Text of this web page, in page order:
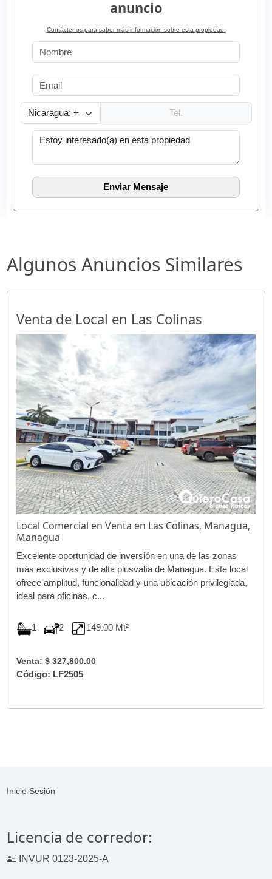
anuncio
Contáctenos para saber más información sobre esta propiedad.
Algunos Anuncios Similares
Venta de Local en Las Colinas
Local Comercial en Venta en Las Colinas, Managua,
Managua
Excelente oportunidad de inversión en una de las zonas
más exclusivas y de alta plusvalía de Managua. Este local
ofrece amplitud, funcionalidad y una ubicación privilegiada,
ideal para oficinas, c...
1 2 149.00 Mt²
Venta: $ 327,800.00
Código: LF2505
Inicie Sesión
Licencia de corredor:
INVUR 0123-2025-A